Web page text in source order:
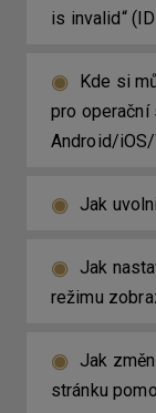
is invalid“
Kde si
pro operační
Android/
Jak
Jak
režimu
Jak
stránku